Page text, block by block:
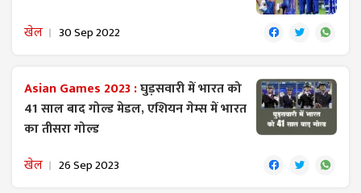
खेल 30 Sep 2022
Asian Games 2023 :घुड़सवारी में भारत को
41 साल बाद गोल्ड मेडल, एशियन गेम्स में भारत
का तीसरा गोल्ड
खेल 26 Sep 2023